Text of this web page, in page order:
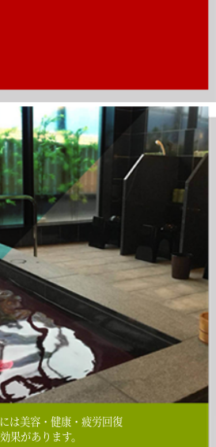
は美容・健康・疲労回復
果があります。